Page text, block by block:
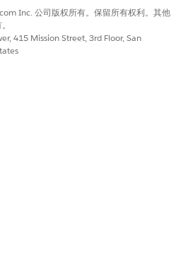
：ro
Inc. 公司版权所有。保留所有权利。其他
415 Mission Street, 3rd Floor, San